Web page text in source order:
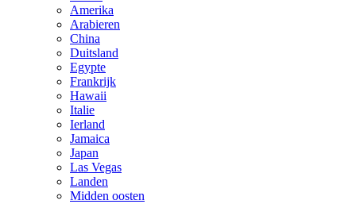
Amerika
Arabieren
China
Duitsland
Egypte
Frankrijk
Hawaii
Italie
Ierland
Jamaica
Japan
Las Vegas
Landen
Midden oosten